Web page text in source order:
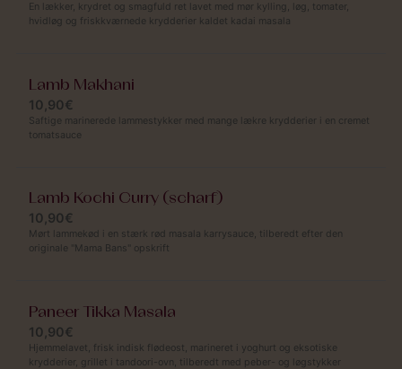
En lækker, krydret og smagfuld ret lavet med mør kylling, løg, tomater,
hvidløg og friskkværnede krydderier kaldet kadai masala
Lamb Makhani
10,90€
Saftige marinerede lammestykker med mange lækre krydderier i en cremet
tomatsauce
Lamb Kochi Curry (scharf)
10,90€
Mørt lammekød i en stærk rød masala karrysauce, tilberedt efter den
originale "Mama Bans" opskrift
Paneer Tikka Masala
10,90€
Hjemmelavet, frisk indisk flødeost, marineret i yoghurt og eksotiske
krydderier, grillet i tandoori-ovn, tilberedt med peber- og løgstykker